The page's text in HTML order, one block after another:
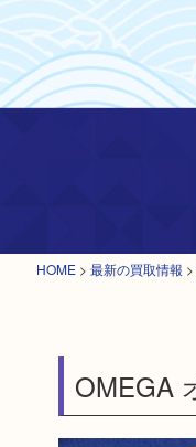
HOME > 最新の買取情報 >
OMEGA